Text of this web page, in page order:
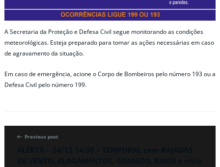
A Secretaria da Proteção e Defesa Civil segue monitorando as condições
meteorológicas. Esteja preparado para tomar as ações necessárias em caso
de agravamento da situação.
Em caso de emergência, acione o Corpo de Bombeiros pelo número 193 ou a
Defesa Civil pelo número 199.
Previous post